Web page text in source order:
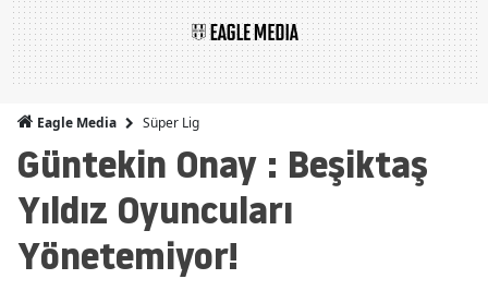
Eagle Media Süper Lig
Güntekin Onay : Beşiktaş
Yıldız Oyuncuları
Yönetemiyor!